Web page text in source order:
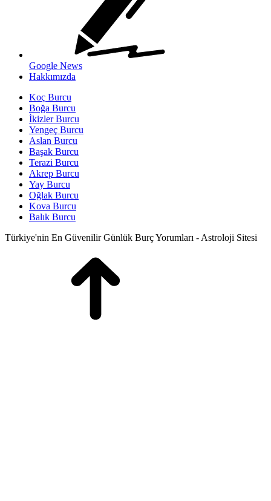
Google News
Hakkımızda
Koç Burcu
Boğa Burcu
İkizler Burcu
Yengeç Burcu
Aslan Burcu
Başak Burcu
Terazi Burcu
Akrep Burcu
Yay Burcu
Oğlak Burcu
Kova Burcu
Balık Burcu
Türkiye'nin En Güvenilir Günlük Burç Yorumları - Astroloji Sitesi